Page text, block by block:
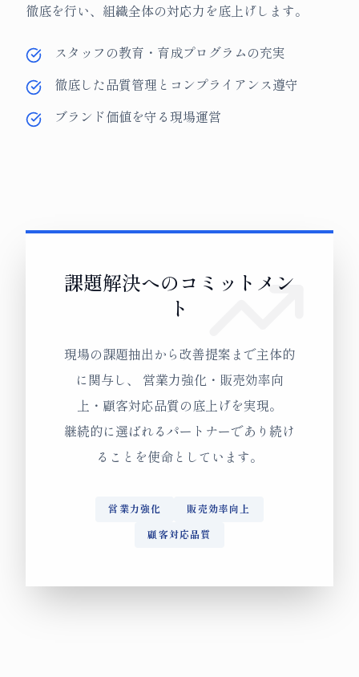
徹底を行い、組織全体の対応力を底上げします。
スタッフの教育・育成プログラムの充実
徹底した品質管理とコンプライアンス遵守
ブランド価値を守る現場運営
課題解決へのコミットメン
ト
現場の課題抽出から改善提案まで主体的
に関与し、
営業力強化・販売効率向
上・顧客対応品質の底上げを実現。
継続的に選ばれるパートナーであり続け
ることを使命としています。
営業力強化 販売効率向上
顧客対応品質